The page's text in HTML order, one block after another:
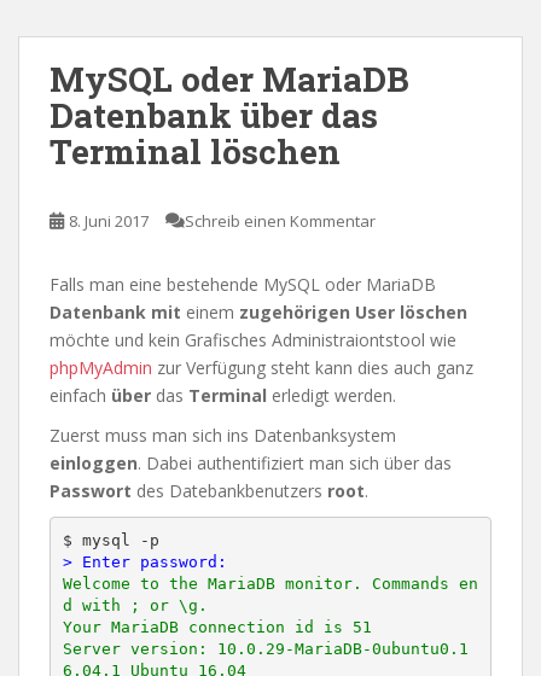
MySQL oder MariaDB
Datenbank über das
Terminal löschen
8. Juni 2017 Schreib einen Kommentar
Falls man eine bestehende MySQL oder MariaDB
Datenbank mit einem zugehörigen User löschen
möchte und kein Grafisches Administraiontstool wie
phpMyAdmin zur Verfügung steht kann dies auch ganz
einfach über das Terminal erledigt werden.
Zuerst muss man sich ins Datenbanksystem
einloggen. Dabei authentifiziert man sich über das
Passwort des Datebankbenutzers root.
> Enter password:
Welcome to the MariaDB monitor. Commands en
d with ; or \g.
Your MariaDB connection id is 51
Server version: 10.0.29-MariaDB-0ubuntu0.1
6.04.1 Ubuntu 16.04